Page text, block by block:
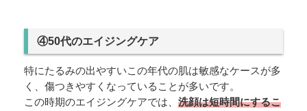
④50代のエイジングケア
特にたるみの出やすいこの年代の肌は敏感なケースが多
く、傷つきやすくなっていることが多いです。
この時期のエイジングケアでは、 洗顔は短時間にするこ